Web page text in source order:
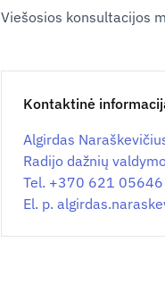
Viešosios konsultacijos
Kontaktinė
Algirdas
Radijo dažnių
Tel. +370 621 05646
El. p.